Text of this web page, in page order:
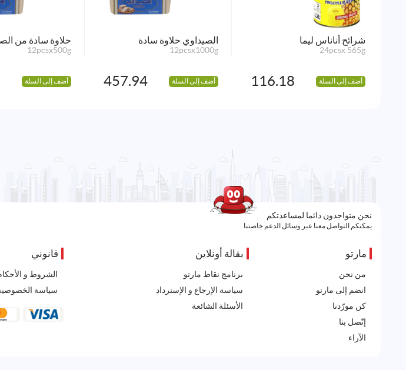
شرائح أناناس ليما
24pcsx 565g
أضف إلى السلة 116.18
الصيداوي حلاوة سادة
12pcsx1000g
أضف إلى السلة 457.94
حلاوة سادة من
12pcsx500g
أضف إلى السلة
نحن متواجدون دائما لمساعدتكم
يمكنكم التواصل معنا عبر وسائل الدعم خاصتنا
مارتو
من نحن
انضم إلى مارتو
كن مورّدنا
إتّصل بنا
الآراء
بقالة أونلاين
برنامج نقاط مارتو
سياسة الإرجاع و الإسترداد
الأسئلة الشائعة
قانوني
الشروط و
سياسة